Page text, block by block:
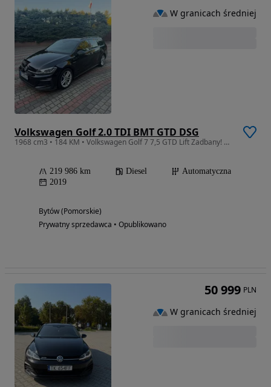
Volkswagen Golf 2.0 TDI BMT GTD DSG
1968 cm3 • 184 KM • Volkswagen Golf 7 7,5 GTD Lift Zadbany! Dynaudio! Virtual! Serwis!
219 986 km Diesel
Automatyczna
2019
Bytów (Pomorskie)
Prywatny sprzedawca • Opublikowano
W granicach średniej
50 999 PLN
W granicach średniej